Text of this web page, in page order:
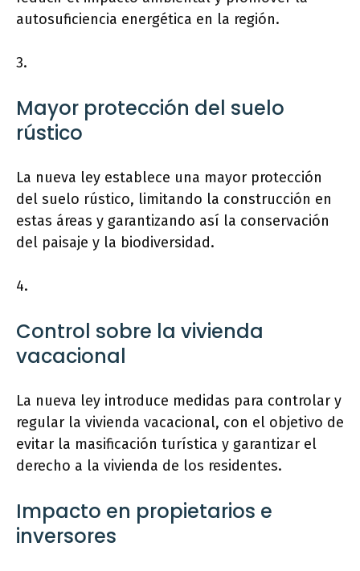
autosuficiencia energética en la región.
3.
Mayor protección del suelo
rústico
La nueva ley establece una mayor protección
del suelo rústico, limitando la construcción en
estas áreas y garantizando así la conservación
del paisaje y la biodiversidad.
4.
Control sobre la vivienda
vacacional
La nueva ley introduce medidas para controlar y
regular la vivienda vacacional, con el objetivo de
evitar la masificación turística y garantizar el
derecho a la vivienda de los residentes.
Impacto en propietarios e
inversores